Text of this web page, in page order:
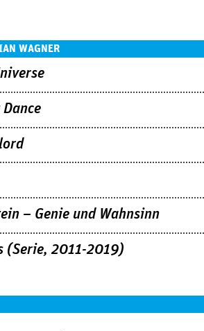
WAGNER
Dance
– Genie und Wahnsinn
(Serie, 2011-2019)